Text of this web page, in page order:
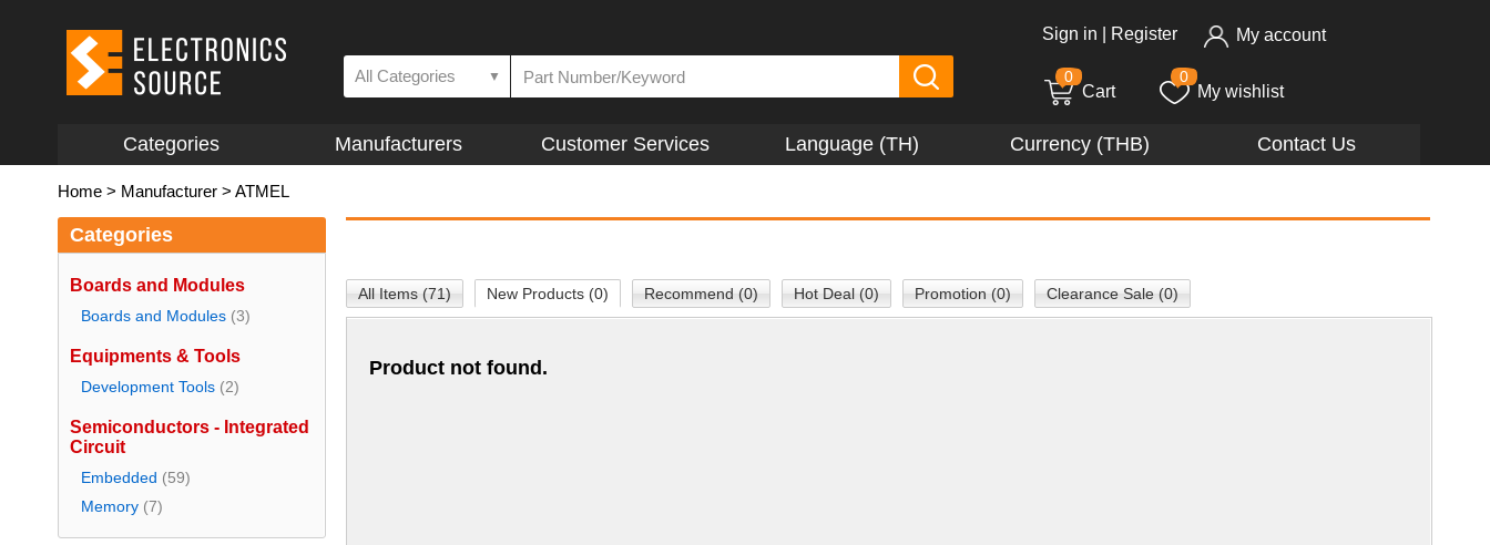
All Categories ▼
Sign in Register My account
0
Cart
0
My wishlist
Categories Manufacturers Customer Services Language (TH) Currency (THB) Contact Us
Home > Manufacturer > ATMEL
Categories
Boards and Modules
Boards and Modules (3)
Equipments & Tools
Development Tools (2)
Semiconductors - Integrated
Circuit
Embedded (59)
Memory (7)
All Items (71) New Products (0) Recommend (0) Hot Deal (0) Promotion (0) Clearance Sale (0)
Product not found.